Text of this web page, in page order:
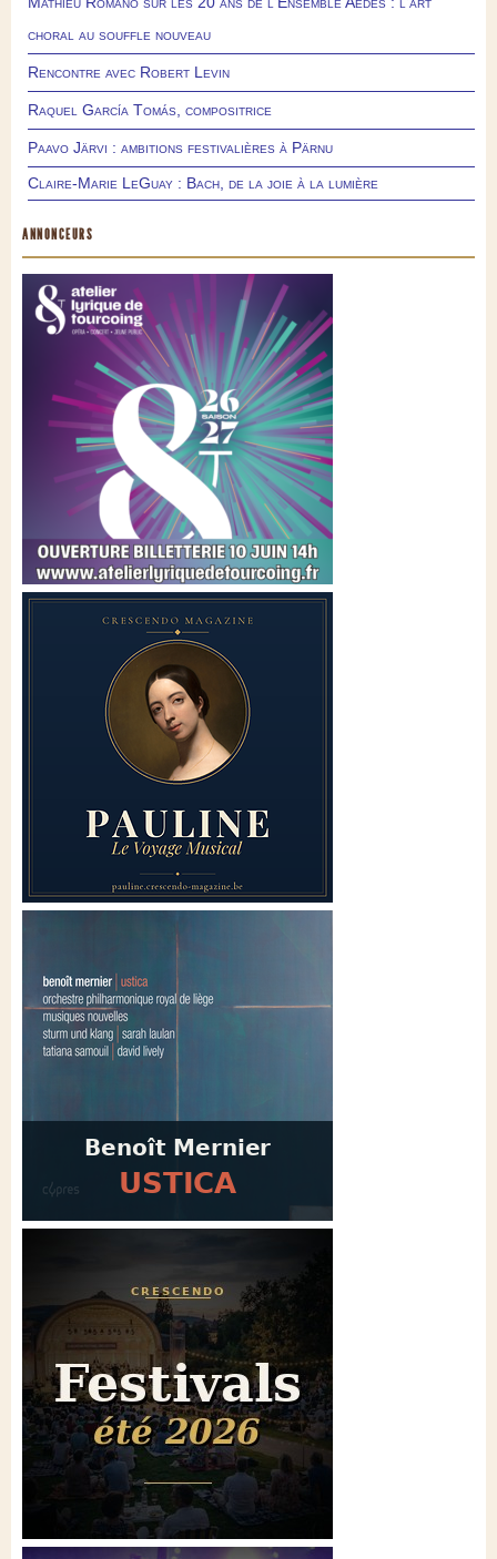
choral au souffle nouveau
Rencontre avec Robert Levin
Raquel García Tomás, compositrice
Paavo Järvi : ambitions festivalières à Pärnu
Claire-Marie LeGuay : Bach, de la joie à la lumière
ANNONCEURS